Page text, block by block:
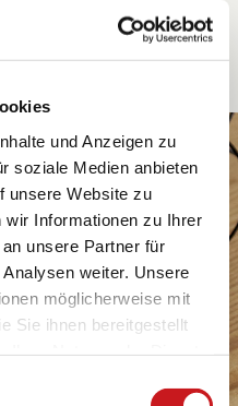
und Anzeigen zu
soziale Medien anbieten
unsere Website zu
wir Informationen zu Ihrer
unsere Partner für
weiter. Unsere
möglicherweise mit
Sie ihnen bereitgestellt